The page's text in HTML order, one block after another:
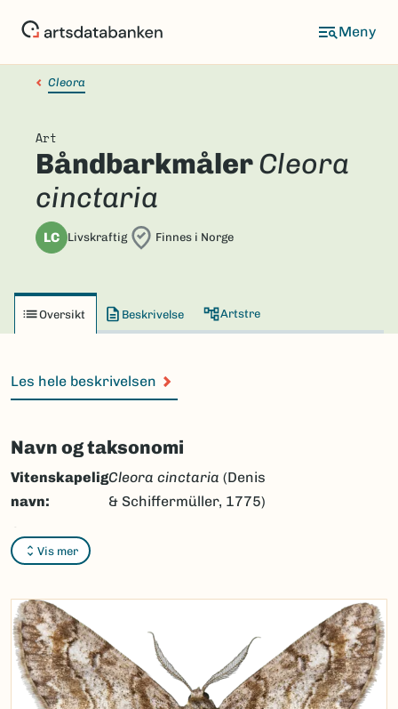
Cleora
Art
BåndbarkmålerCleora
cinctaria
LC Livskraftig Finnes i Norge
Oversikt Beskrivelse Artstre
Les hele beskrivelsen
Navn og taksonomi
Vis mer
Vitenskapelig
navn:
Cleora cinctaria (Denis
& Schiffermüller, 1775)
Synonymer:
Bokmål:båndbarkmåler
Nynorsk:bandborkmålar
Nordsamisk/Davvisámegiella:
Vitenskapelig navn ID:
Takson ID:30307